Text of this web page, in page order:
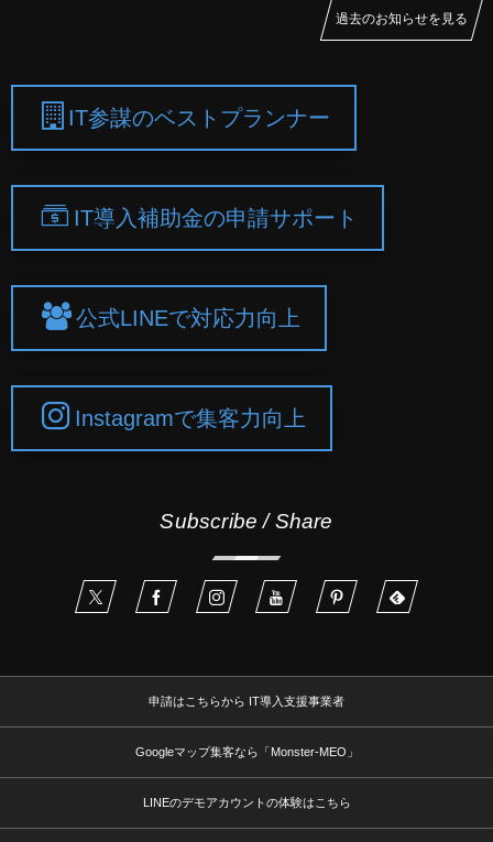
過去のお知らせを見る
IT参謀のベストプランナー
IT導入補助金の申請サポート
公式LINEで対応力向上
Instagramで集客力向上
Subscribe / Share
申請はこちらから IT導入支援事業者
Googleマップ集客なら「Monster-MEO」
LINEのデモアカウントの体験はこちら